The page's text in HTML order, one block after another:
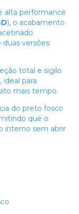
alta performance
), o acabamento
versões
total e sigilo
para
mais tempo.
do preto fosco
que o
interno sem abrir